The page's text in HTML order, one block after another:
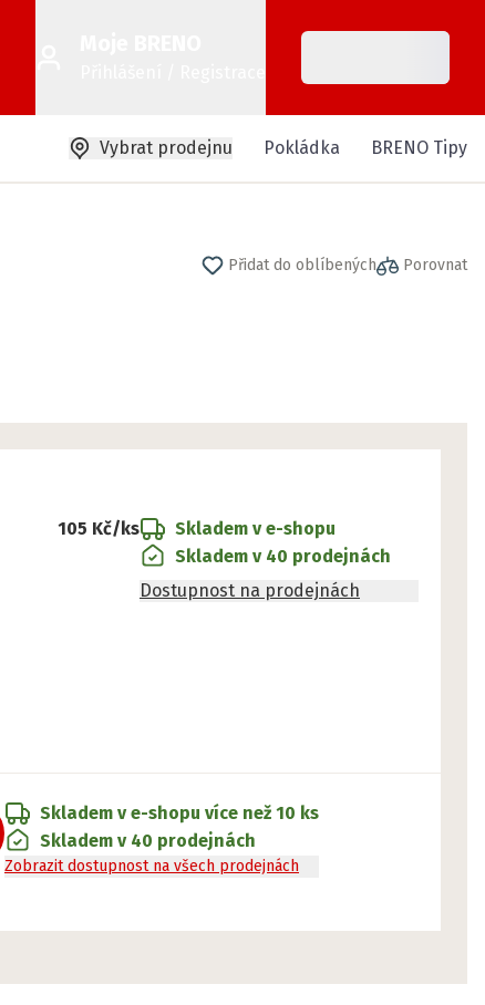
Vybrat prodejnu Pokládka BRENO Tipy
Přidat do oblíbených Porovnat
105 Kč/ks
Skladem v e-shopu
Skladem v 40 prodejnách
Dostupnost na prodejnách
Skladem v e-shopu více než 10 ks
Skladem v 40 prodejnách
Zobrazit dostupnost na všech prodejnách